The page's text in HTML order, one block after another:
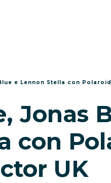
e Lennon Stella con
Jonas
con
UK